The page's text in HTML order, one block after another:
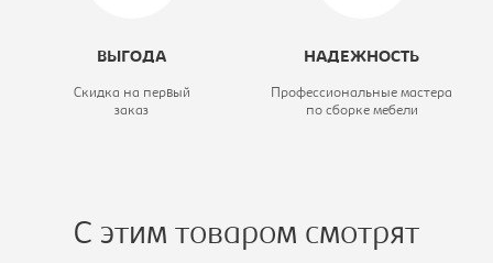
ВЫГОДА
Скидка на первый
заказ
НАДЕЖНОСТЬ
Профессиональные мастера
по сборке мебели
С этим товаром смотрят